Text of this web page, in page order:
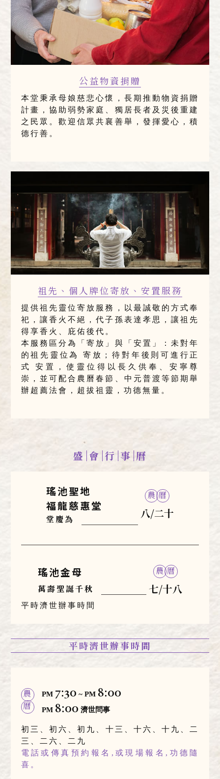
公益物資捐贈
本堂秉承母娘慈悲心懷，長期推動物資捐贈
計畫，協助弱勢家庭、獨居長者及災後重建
之民眾。歡迎信眾共襄善舉，發揮愛心，積
德行善。
祖先、個人牌位寄放、安置服務
提供祖先靈位寄放服務，以最誠敬的方式奉
祀，讓香火不絕，代子孫表達孝思，讓祖先
得享香火、庇佑後代。
本服務區分為「寄放」與「安置」：未對年
的祖先靈位為 寄放；待對年後則可進行正
式 安置，使靈位得以長久供奉、安寧尊
崇，並可配合農曆春節、中元普渡等節期舉
辦超薦法會，超拔祖靈，功德無量。
盛 會 行 事 曆
瑤池聖地
福龍慈惠堂
堂慶為
農曆
八/二十
瑤池金母
萬壽聖誕千秋
農曆
七/十八
平時濟世辦事時間
平時濟世辦事時間
農
曆
PM 7:30 ~ PM 8:00
PM 8:00 濟世問事
初三、初六、初九、十三、十六、十九、二
三、二六、二九
電話或傳真預約報名,或現場報名,功德隨
喜。